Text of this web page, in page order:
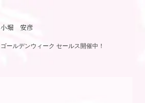
小堀 安彦
ゴールデンウィーク セールス開催中！